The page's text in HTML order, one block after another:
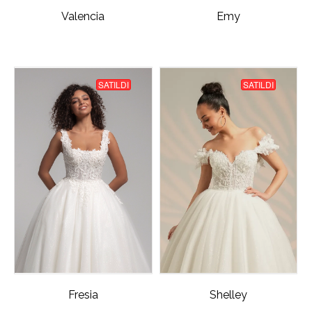
Valencia Emy
SATILDI
Fresia
SATILDI
Shelley